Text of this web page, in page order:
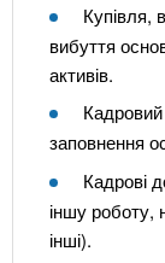
Купівля,
вибуття
активів.
Кадровий
заповнення
Кадрові
іншу роботу,
інші).